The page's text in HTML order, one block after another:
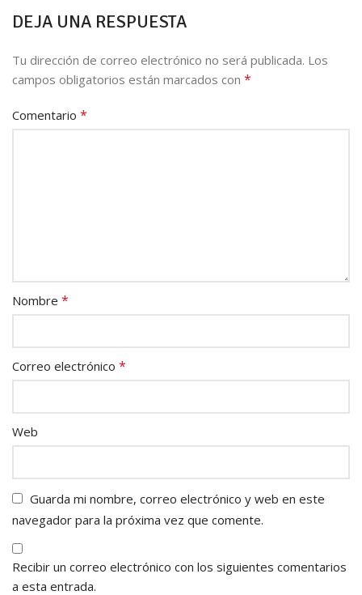
DEJA UNA RESPUESTA
Tu dirección de correo electrónico no será publicada. Los
campos obligatorios están marcados con *
Comentario *
Nombre *
Correo electrónico *
Web
Guarda mi nombre, correo electrónico y web en este
navegador para la próxima vez que comente.
Recibir un correo electrónico con los siguientes comentarios
a esta entrada.